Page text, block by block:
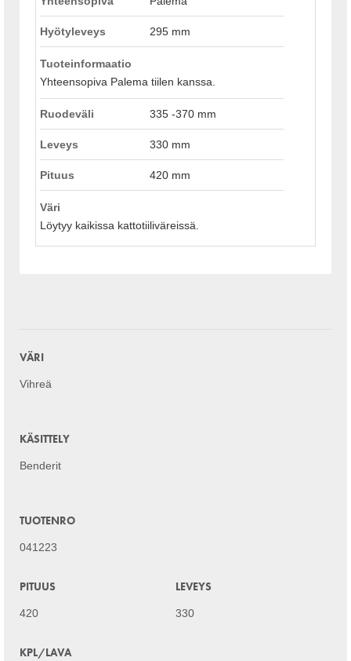
Hyötyleveys 295 mm
Tuoteinformaatio
Yhteensopiva Palema tiilen kanssa.
Ruodeväli 335 -370 mm
Leveys 330 mm
Pituus 420 mm
Väri
Löytyy kaikissa kattotiiliväreissä.
VÄRI
Vihreä
KÄSITTELY
Benderit
TUOTENRO
041223
PITUUS
420
LEVEYS
330
KPL/LAVA